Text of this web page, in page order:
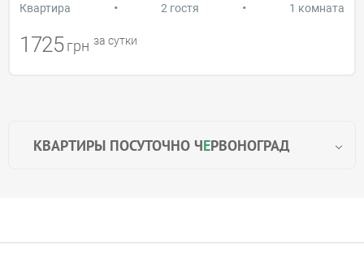
КВАРТИРЫ ПОСУТОЧНО ЧЕРВОНОГРАД
Квартира • 2 гостя • 1 комната
1725 грн за сутки